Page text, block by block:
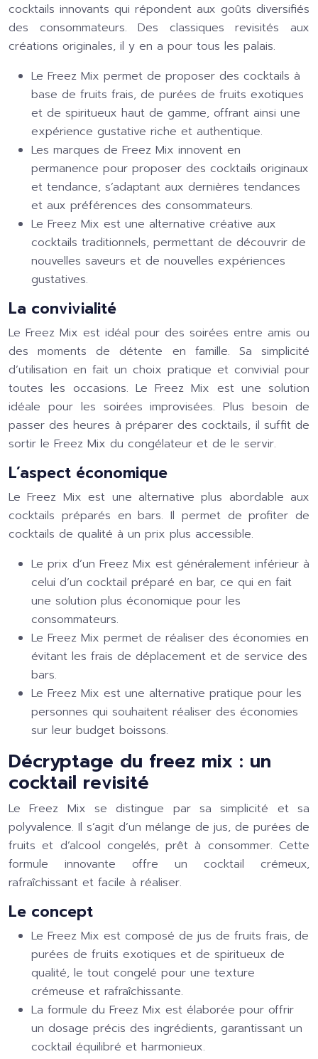
cocktails innovants qui répondent aux goûts diversifiés
des consommateurs. Des classiques revisités aux
créations originales, il y en a pour tous les palais.
Le Freez Mix permet de proposer des cocktails à
base de fruits frais, de purées de fruits exotiques
et de spiritueux haut de gamme, offrant ainsi une
expérience gustative riche et authentique.
Les marques de Freez Mix innovent en
permanence pour proposer des cocktails originaux
et tendance, s’adaptant aux dernières tendances
et aux préférences des consommateurs.
Le Freez Mix est une alternative créative aux
cocktails traditionnels, permettant de découvrir de
nouvelles saveurs et de nouvelles expériences
gustatives.
La convivialité
Le Freez Mix est idéal pour des soirées entre amis ou
des moments de détente en famille. Sa simplicité
d’utilisation en fait un choix pratique et convivial pour
toutes les occasions. Le Freez Mix est une solution
idéale pour les soirées improvisées. Plus besoin de
passer des heures à préparer des cocktails, il suffit de
sortir le Freez Mix du congélateur et de le servir.
L’aspect économique
Le Freez Mix est une alternative plus abordable aux
cocktails préparés en bars. Il permet de profiter de
cocktails de qualité à un prix plus accessible.
Le prix d’un Freez Mix est généralement inférieur à
celui d’un cocktail préparé en bar, ce qui en fait
une solution plus économique pour les
consommateurs.
Le Freez Mix permet de réaliser des économies en
évitant les frais de déplacement et de service des
bars.
Le Freez Mix est une alternative pratique pour les
personnes qui souhaitent réaliser des économies
sur leur budget boissons.
Décryptage du freez mix : un
cocktail revisité
Le Freez Mix se distingue par sa simplicité et sa
polyvalence. Il s’agit d’un mélange de jus, de purées de
fruits et d’alcool congelés, prêt à consommer. Cette
formule innovante offre un cocktail crémeux,
rafraîchissant et facile à réaliser.
Le concept
Le Freez Mix est composé de jus de fruits frais, de
purées de fruits exotiques et de spiritueux de
qualité, le tout congelé pour une texture
crémeuse et rafraîchissante.
La formule du Freez Mix est élaborée pour offrir
un dosage précis des ingrédients, garantissant un
cocktail équilibré et harmonieux.